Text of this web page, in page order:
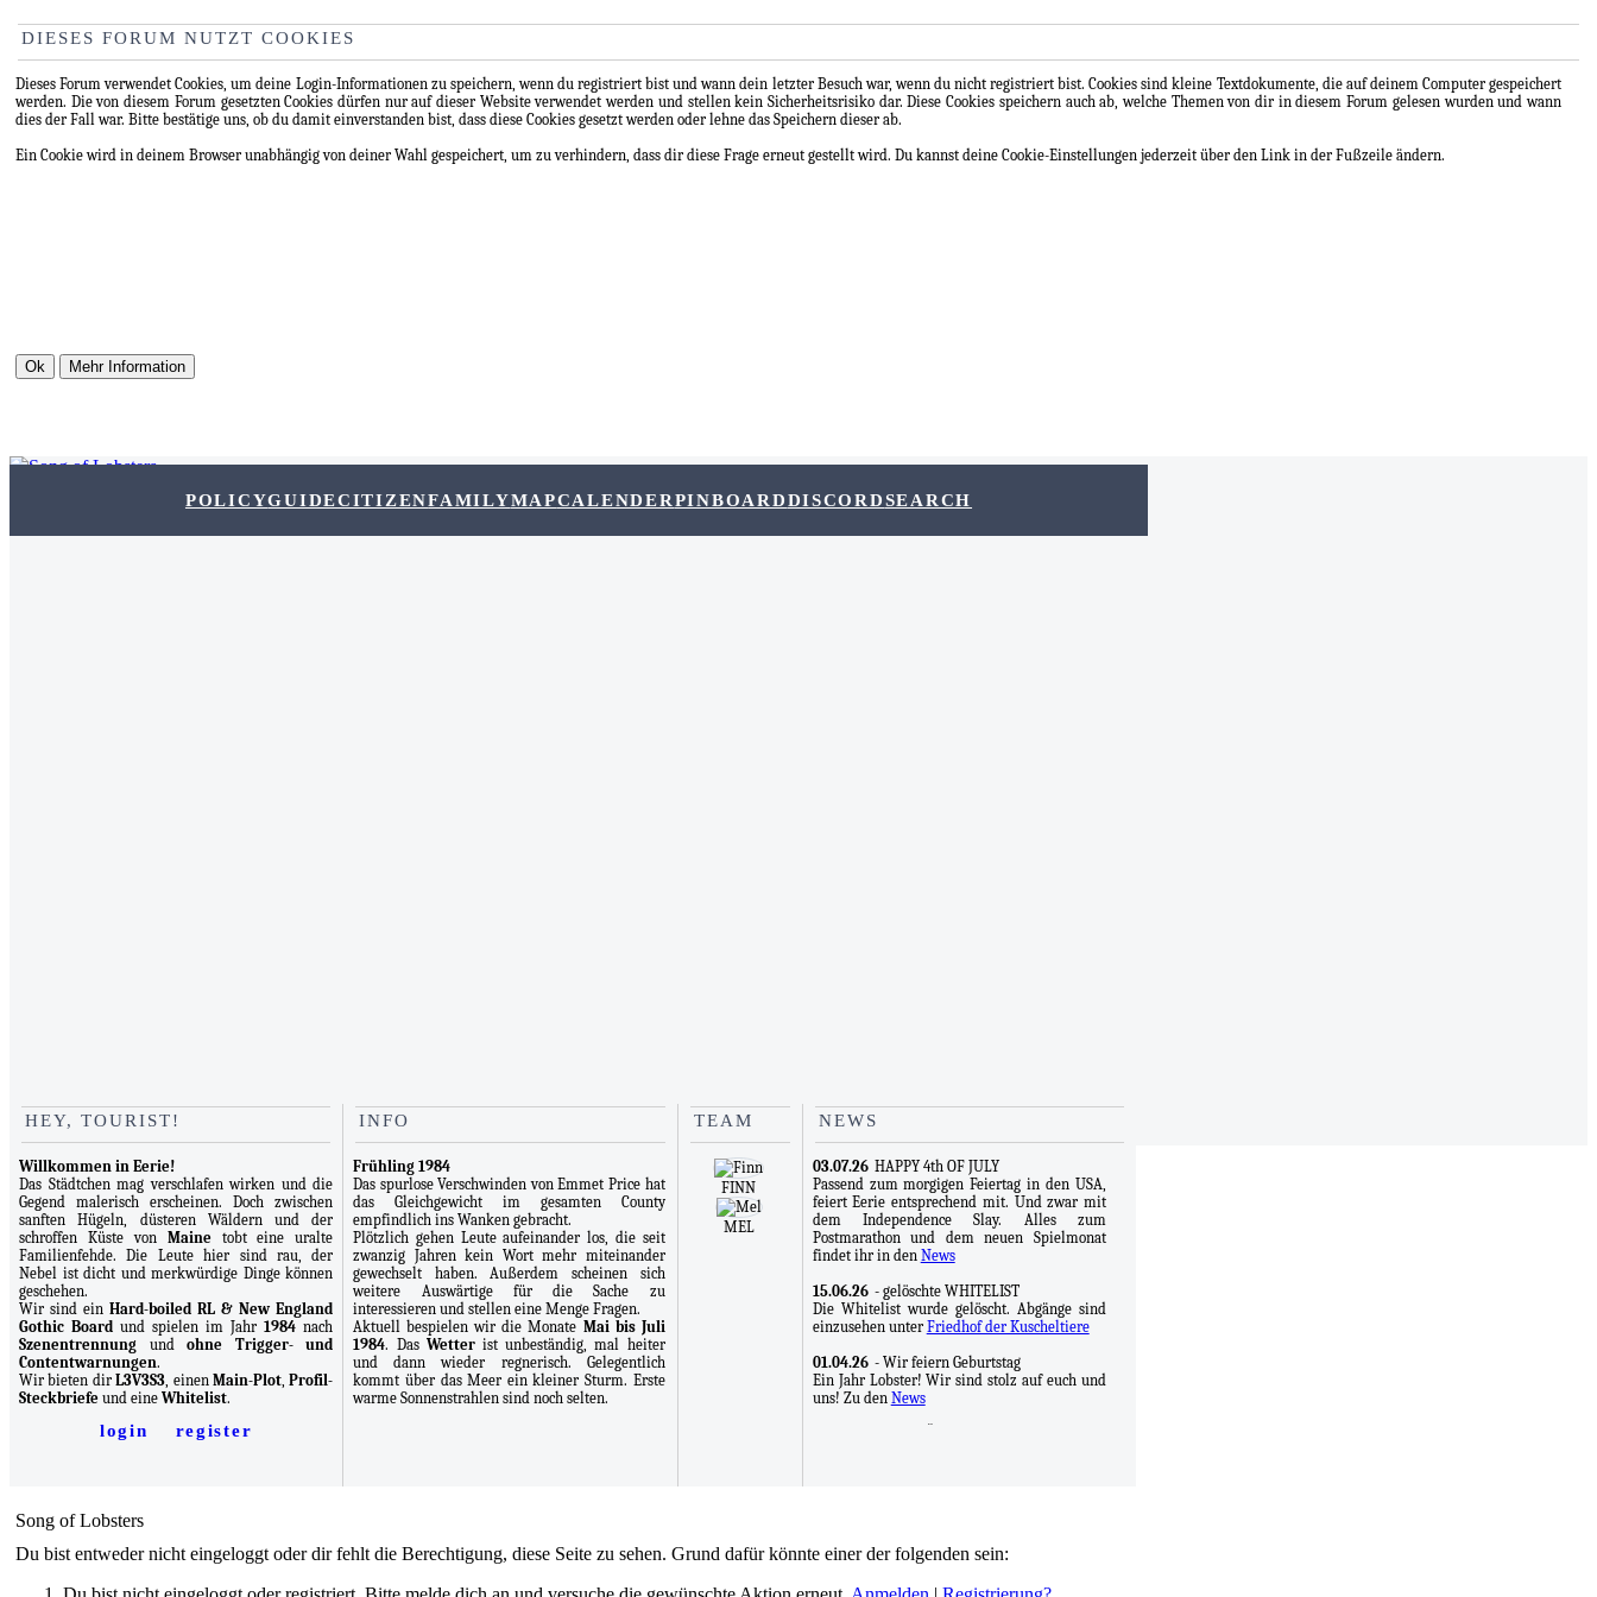
DIESES FORUM NUTZT COOKIES
Dieses Forum verwendet Cookies, um deine Login-Informationen zu speichern, wenn du registriert bist und wann dein letzter Besuch war, wenn du nicht registriert bist. Cookies sind kleine Textdokumente, die auf deinem Computer gespeichert
werden. Die von diesem Forum gesetzten Cookies dürfen nur auf dieser Website verwendet werden und stellen kein Sicherheitsrisiko dar. Diese Cookies speichern auch ab, welche Themen von dir in diesem Forum gelesen wurden und wann
dies der Fall war. Bitte bestätige uns, ob du damit einverstanden bist, dass diese Cookies gesetzt werden oder lehne das Speichern dieser ab.
Ein Cookie wird in deinem Browser unabhängig von deiner Wahl gespeichert, um zu verhindern, dass dir diese Frage erneut gestellt wird. Du kannst deine Cookie-Einstellungen jederzeit über den Link in der Fußzeile ändern.
POLICYGUIDECITIZENFAMILYMAPCALENDERPINBOARDDISCORDSEARCH
HEY, TOURIST!
Willkommen in Eerie!
Das Städtchen mag verschlafen wirken und die
Gegend malerisch erscheinen. Doch zwischen
sanften Hügeln, düsteren Wäldern und der
schroffen Küste von Mainetobt eine uralte
Familienfehde. Die Leute hier sind rau, der
Nebel ist dicht und merkwürdige Dinge können
geschehen.
Wir sind einHard-boiled RL & New England
Gothic Board und spielen im Jahr1984 nach
Szenentrennung undohne Trigger- und
Contentwarnungen.
Wir bieten dirL3V3S3, einen Main-Plot,Profil-
Steckbriefe und eine Whitelist.
login register
INFO
Frühling 1984
Das spurlose Verschwinden von Emmet Price hat
das Gleichgewicht im gesamten County
empfindlich ins Wanken gebracht.
Plötzlich gehen Leute aufeinander los, die seit
zwanzig Jahren kein Wort mehr miteinander
gewechselt haben. Außerdem scheinen sich
weitere Auswärtige für die Sache zu
interessieren und stellen eine Menge Fragen.
Aktuell bespielen wir die Monate Mai bis Juli
1984. Das Wetterist unbeständig, mal heiter
und dann wieder regnerisch. Gelegentlich
kommt über das Meer ein kleiner Sturm. Erste
warme Sonnenstrahlen sind noch selten.
TEAM
FINN
MEL
NEWS
03.07.26 HAPPY 4th OF JULY
Passend zum morgigen Feiertag in den USA,
feiert Eerie entsprechend mit. Und zwar mit
dem Independence Slay. Alles zum
Postmarathon und dem neuen Spielmonat
findet ihr in den News
15.06.26 - gelöschte WHITELIST
Die Whitelist wurde gelöscht. Abgänge sind
einzusehen unter Friedhof der Kuscheltiere
01.04.26 - Wir feiern Geburtstag
Ein Jahr Lobster! Wir sind stolz auf euch und
uns! Zu den News
beteiligen werden. Eine kleine Begrüßung
Song of Lobsters
Du bist entweder nicht eingeloggt oder dir fehlt die Berechtigung, diese Seite zu sehen. Grund dafür könnte einer der folgenden sein: